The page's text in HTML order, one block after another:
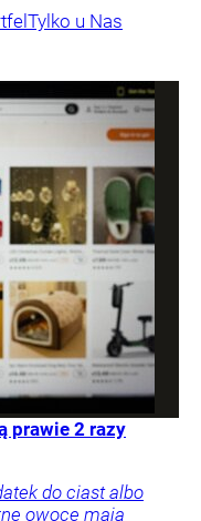
Tylko u Nas
prawie 2 razy
do ciast albo
owoce mają